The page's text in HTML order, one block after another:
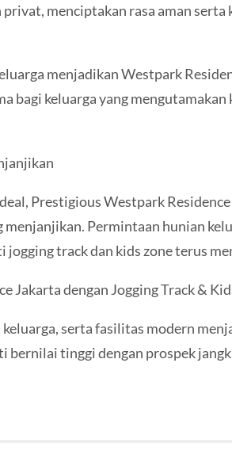
menciptakan rasa aman serta
menjadikan Westpark
bagi keluarga yang mengutamakan
Prestigious Westpark
Permintaan hunian
jogging track dan kids zone terus
Jakarta dengan Jogging Track &
serta fasilitas modern
bernilai tinggi dengan prospek